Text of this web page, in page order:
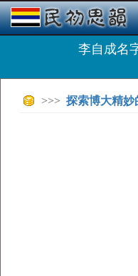
李自成名
>>> 探索博大精妙